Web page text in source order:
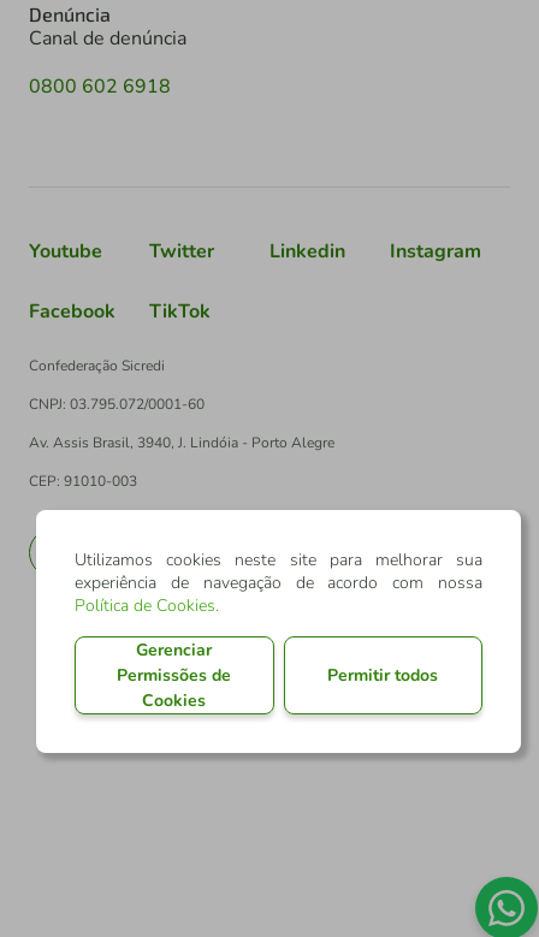
Denúncia
Canal de denúncia
0800 602 6918
Youtube Twitter Linkedin Instagram
Facebook TikTok
Confederação Sicredi
CNPJ: 03.795.072/0001-60
Av. Assis Brasil, 3940, J. Lindóia - Porto Alegre
CEP: 91010-003
EN
Utilizamos cookies neste site para melhorar sua
experiência de navegação de acordo com nossa
Política de Cookies.
Gerenciar
Permissões de
Cookies
Permitir todos